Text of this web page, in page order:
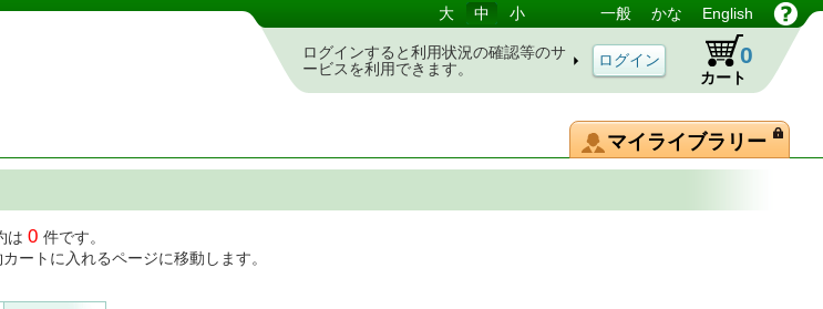
約システム 大 中 小 一般 かな English
ログインすると利用状況の確認等のサ
ービスを利用できます。
カート
0
マイライブラリー
は 0 件です。
ートに入れるページに移動します。